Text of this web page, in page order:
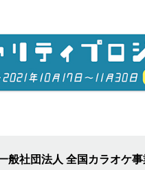
般社団法人 全国カラオケ